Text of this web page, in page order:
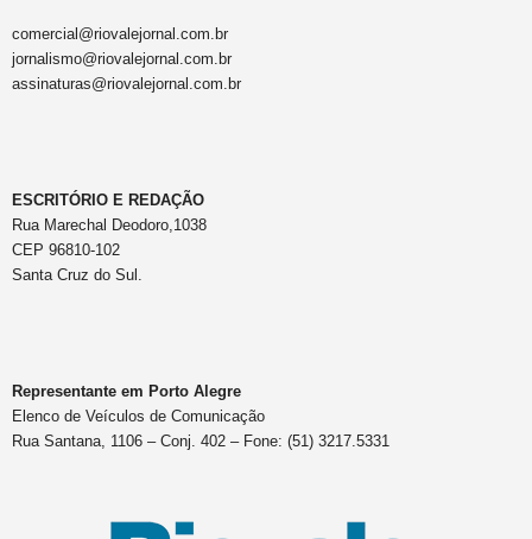
comercial@riovalejornal.com.br
jornalismo@riovalejornal.com.br
assinaturas@riovalejornal.com.br
ESCRITÓRIO E REDAÇÃO
Rua Marechal Deodoro,1038
CEP 96810-102
Santa Cruz do Sul.
Representante em Porto Alegre
Elenco de Veículos de Comunicação
Rua Santana, 1106 – Conj. 402 – Fone: (51) 3217.5331